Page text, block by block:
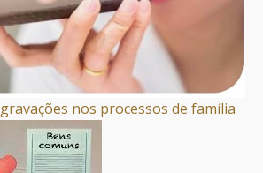
nos processos de família